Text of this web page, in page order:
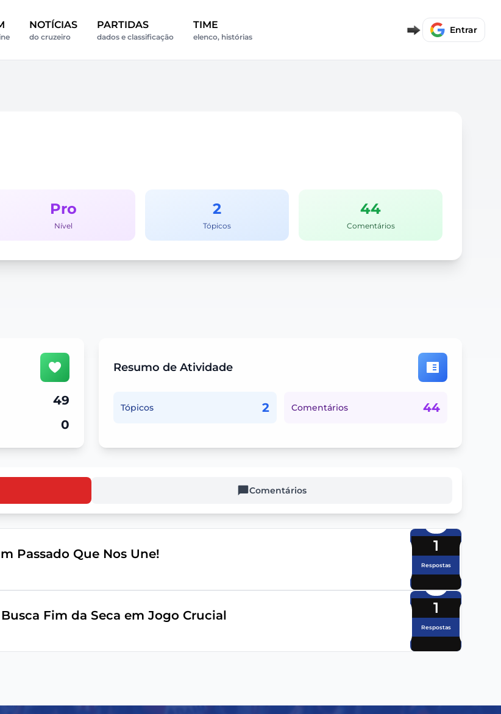
NOTÍCIAS
do cruzeiro
PARTIDAS
dados e classificação
TIME
elenco, histórias
Entrar
Pro
Nível
2
Tópicos
44
Comentários
49
0
Resumo de Atividade
Tópicos 2 Comentários 44
Comentários
Passado Que Nos Une! 1
Respostas
Fim da Seca em Jogo Crucial 1
Respostas